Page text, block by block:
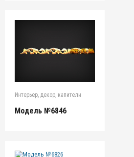
Интерьер, декор, капители
Модель №6846